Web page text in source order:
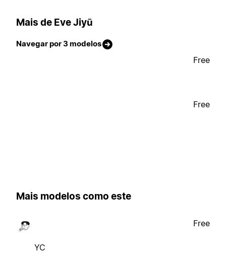
Mais de Eve Jiyū
Navegar por 3 modelos
Free
Free
Mais modelos como este
YC
Free